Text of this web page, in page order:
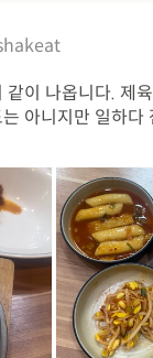
이 나옵니다. 제
아니지만 일하다